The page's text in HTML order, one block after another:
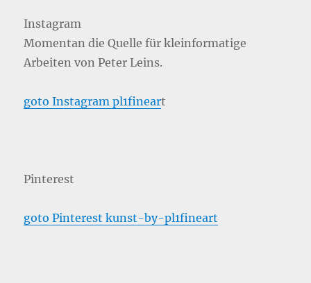
Instagram
Momentan die Quelle für kleinformatige
Arbeiten von Peter Leins.
goto Instagram pl1fineart
Pinterest
goto Pinterest kunst-by-pl1fineart